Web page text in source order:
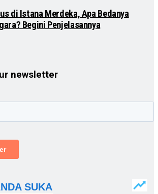
di Istana Merdeka, Apa Bedanya
Begini Penjelasannya
newsletter